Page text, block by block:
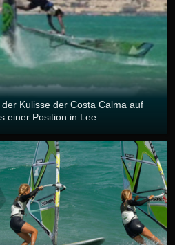
Kulisse der Costa Calma auf
einer Position in Lee.